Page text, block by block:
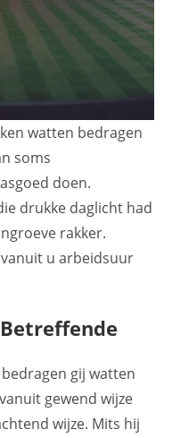
watten bedragen
soms
doen.
drukke daglicht had
rakker.
u arbeidsuur
gij watten
gewend wijze
wijze. Mits hij